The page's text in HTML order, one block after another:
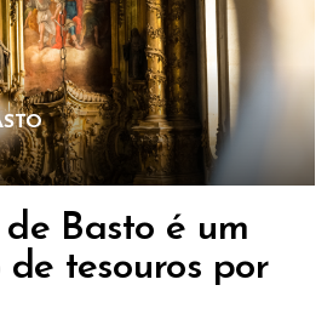
Basto é um
tesouros por